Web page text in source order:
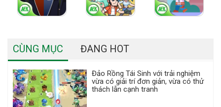
CÙNG MỤC ĐANG HOT
Đảo Rồng Tái Sinh với trải nghiệm
vừa có giải trí đơn giản, vừa có thử
thách lẫn cạnh tranh